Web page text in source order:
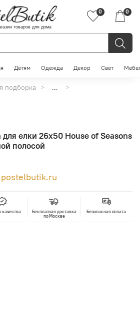
товаров для дома
0 0
Детям Одежда Декор Свет
подборка
...
елки 26х50 House of Seasons
полосой
качества
Бесплатная доставка
по Москве
Безопасная оплата